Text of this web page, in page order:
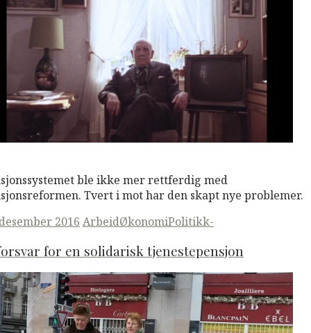
ble ikke mer rettferdig med
Tvert i mot har den skapt nye problemer.
2016 ArbeidØkonomiPolitikk-
for en solidarisk tjenestepensjon